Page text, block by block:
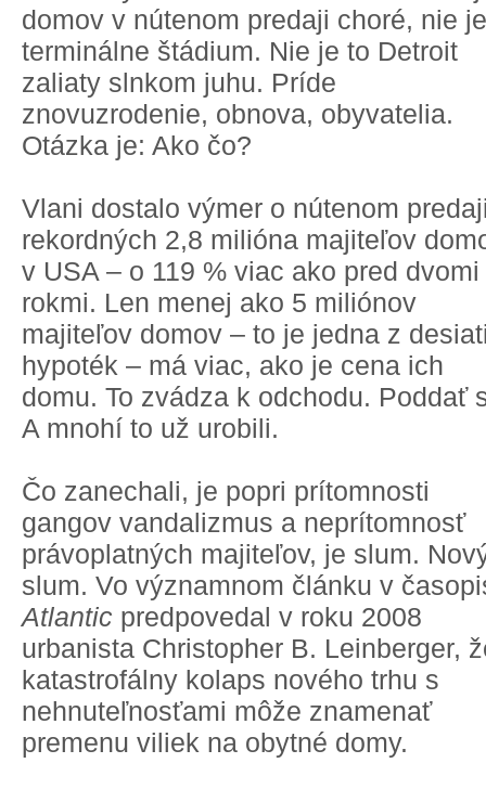
domov v nútenom predaji choré, nie
terminálne štádium. Nie je to Detroit
zaliaty slnkom juhu. Príde
znovuzrodenie, obnova, obyvatelia.
Otázka je: Ako čo?
Vlani dostalo výmer o nútenom
rekordných 2,8 milióna majiteľov
v USA – o 119 % viac ako pred dvomi
rokmi. Len menej ako 5 miliónov
majiteľov domov – to je jedna z
hypoték – má viac, ako je cena ich
domu. To zvádza k odchodu. Poddať
A mnohí to už urobili.
Čo zanechali, je popri prítomnosti
gangov vandalizmus a neprítomnosť
právoplatných majiteľov, je slum.
slum. Vo významnom článku v
Atlantic predpovedal v roku 2008
urbanista Christopher B. Leinberger,
katastrofálny kolaps nového trhu s
nehnuteľnosťami môže znamenať
premenu viliek na obytné domy.